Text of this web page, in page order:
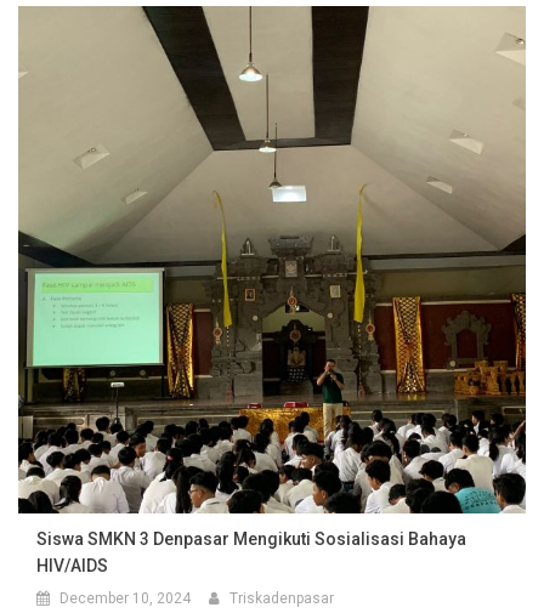
Siswa SMKN 3 Denpasar Mengikuti Sosialisasi Bahaya
HIV/AIDS
December 10, 2024 Triskadenpasar